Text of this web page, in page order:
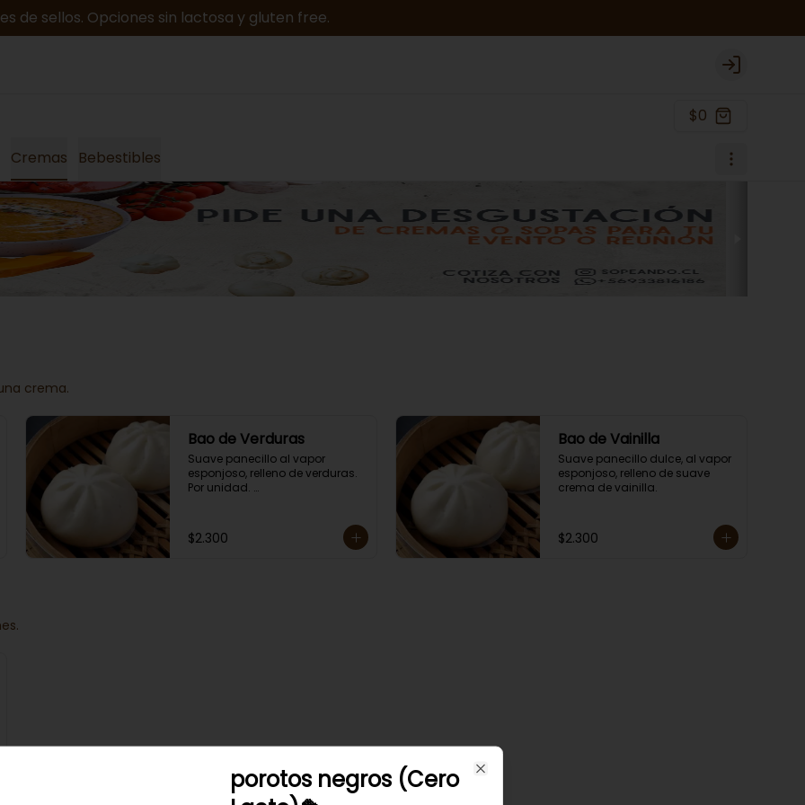
de sellos. Opciones sin lactosa y gluten free.
Login
$0
Cremas Bebestibles
crema.
Bao de Verduras
Suave panecillo al vapor
esponjoso, relleno de verduras.
Por unidad.
$2.300
Bao de Vainilla
Suave panecillo dulce, al vapor
esponjoso, relleno de suave
crema de vainilla.
$2.300
porotos negros (Cero